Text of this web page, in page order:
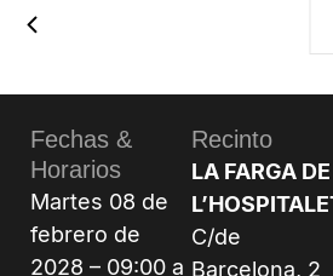
Fechas &
Horarios
Martes 08 de
Recinto
LA FARGA DE
L’HOSPITALET